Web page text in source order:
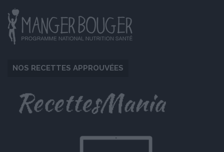
NOS RECETTES APPROUVÉES